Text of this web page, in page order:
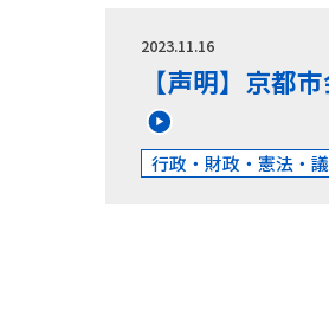
2023.11.16
【声明】京都
行政・財政・憲法・